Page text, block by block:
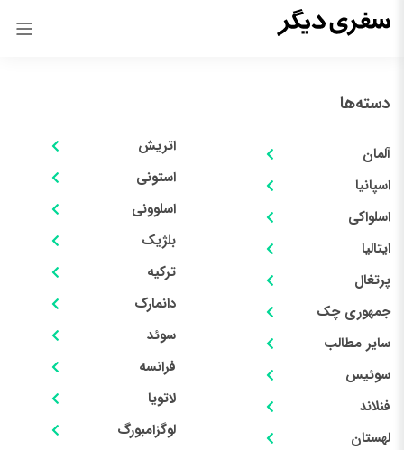
دسته‌ها
آلمان
اتریش
اسپانیا
استونی
اسلواکی
اسلوونی
ایتالیا
بلژیک
پرتغال
ترکیه
جمهوری چک
دانمارک
سایر مطالب
سوئد
سوئیس
فرانسه
فنلاند
لاتویا
لهستان
لوگزامبورگ